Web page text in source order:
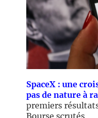
SpaceX : une
pas de nature à
premiers
Bourse scrutés